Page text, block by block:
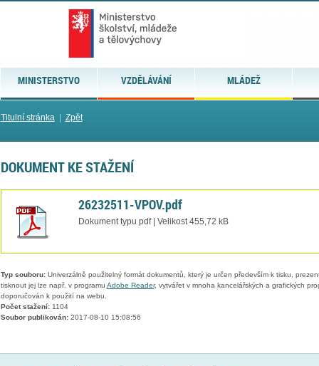
MINISTERSTVO VZDĚLÁVÁNÍ MLÁDEŽ
Titulní stránka| Zpět
DOKUMENT KE STAŽENÍ
26232511-VPOV.pdf
Dokument typu pdf | Velikost 455,72 kB
Typ souboru:Univerzálně použitelný formát dokumentů, který je určen především k tisku,
tisknout jej lze např. v programu Adobe Reader, vytvářet v mnoha kancelářských a grafických
doporučován k použití na webu.
Počet stažení:1104
Soubor publikován:2017-08-10 15:08:56